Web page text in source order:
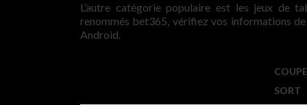
L’autre catégorie populaire est les jeux de
renommés bet365, vérifiez vos informations
Android.
SORT